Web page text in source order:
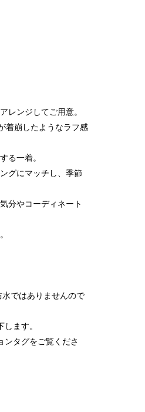
レンジしてご用意。
着崩したようなラフ感
る一着。
グにマッチし、季節
分やコーディネート
ではありませんので
ます。
ンタグをご覧くださ